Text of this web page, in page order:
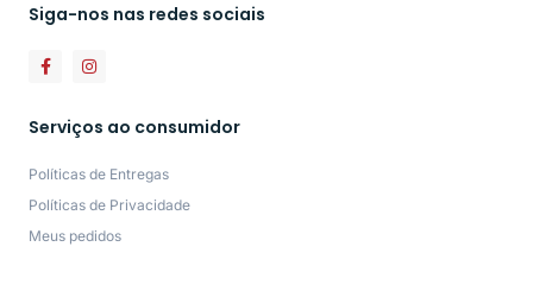
Siga-nos nas redes sociais
Serviços ao consumidor
Políticas de Entregas
Políticas de Privacidade
Meus pedidos